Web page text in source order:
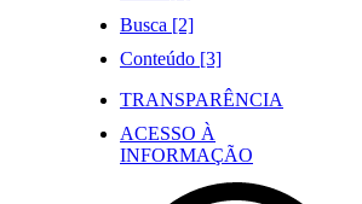
Busca [2]
Conteúdo [3]
TRANSPARÊNCIA
ACESSO À
INFORMAÇÃO